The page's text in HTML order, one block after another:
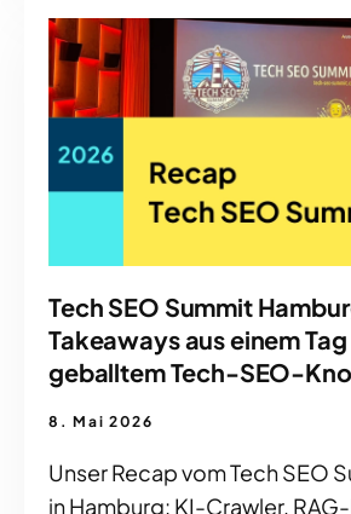
Tech SEO Summit
Takeaways aus einem
geballtem Tech-SEO-
8. Mai 2026
Unser Recap vom Tech SEO
in Hamburg: KI-Crawler,